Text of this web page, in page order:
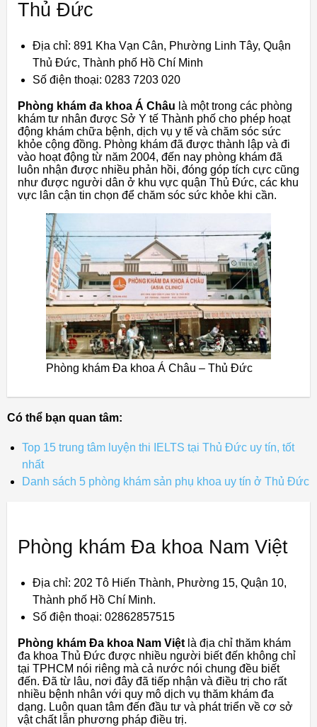
Thủ Đức
Địa chỉ: 891 Kha Vạn Cân, Phường Linh Tây, Quận
Thủ Đức, Thành phố Hồ Chí Minh
Số điện thoại: 0283 7203 020
Phòng khám đa khoa Á Châu là một trong các phòng
khám tư nhân được Sở Y tế Thành phố cho phép hoạt
động khám chữa bệnh, dịch vụ y tế và chăm sóc sức
khỏe cộng đồng. Phòng khám đã được thành lập và đi
vào hoạt động từ năm 2004, đến nay phòng khám đã
luôn nhận được nhiều phản hồi, đóng góp tích cực cũng
như được người dân ở khu vực quận Thủ Đức, các khu
vực lân cận tin chọn để chăm sóc sức khỏe khi cần.
Phòng khám Đa khoa Á Châu – Thủ Đức
Có thể bạn quan tâm:
Top 15 trung tâm luyện thi IELTS tại Thủ Đức uy tín, tốt
nhất
Danh sách 5 phòng khám sản phụ khoa uy tín ở Thủ Đức
Phòng khám Đa khoa Nam Việt
Địa chỉ: 202 Tô Hiến Thành, Phường 15, Quận 10,
Thành phố Hồ Chí Minh.
Số điện thoại: 02862857515
Phòng khám Đa khoa Nam Việt là địa chỉ thăm khám
đa khoa Thủ Đức được nhiều người biết đến không chỉ
tại TPHCM nói riêng mà cả nước nói chung đều biết
đến. Đã từ lâu, nơi đây đã tiếp nhận và điều trị cho rất
nhiều bệnh nhân với quy mô dịch vụ thăm khám đa
dạng. Luôn quan tâm đến đầu tư và phát triển về cơ sở
vật chất lẫn phương pháp điều trị.